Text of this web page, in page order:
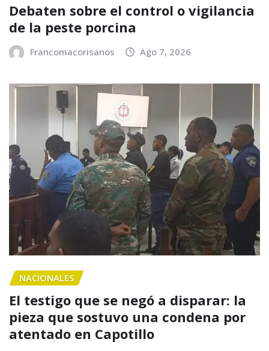
Debaten sobre el control o vigilancia
de la peste porcina
Francomacorisanos Ago 7, 2026
NACIONALES
El testigo que se negó a disparar: la
pieza que sostuvo una condena por
atentado en Capotillo